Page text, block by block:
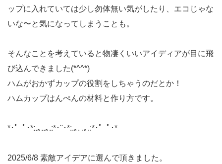
ップに入れていては少し勿体無い気がしたり、エコじゃな
いな〜と気になってしまうことも。
そんなことを考えていると物凄くいいアイディアが目に飛
び込んできました(*^^*)
ハムがおかずカップの役割をしちゃうのだとか！
ハムカップはんぺんの材料と作り方です。
*･゜ﾟ･*:.｡..｡.:*･''･*:.｡. .｡.:*･゜ﾟ･*
2025/6/8 素敵アイデアに選んで頂きました。